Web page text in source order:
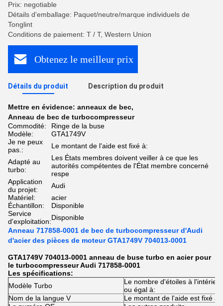
Prix: negotiable
Détails d'emballage: Paquet/neutre/marque individuels de
Tonglint
Conditions de paiement: T / T, Western Union
Obtenez le meilleur prix
Détails du produit Description du produit
Mettre en évidence: anneaux de bec,
Anneau de bec de turbocompresseur
Commodité:
Ringe de la buse
Modèle:
GTA1749V
Je ne peux
pas.:
Le montant de l'aide est fixé à:
Adapté au
turbo:
Les États membres doivent veiller à ce que les
autorités compétentes de l'État membre concerné
respe
Application
du projet:
Audi
Matériel:
acier
Échantillon:
Disponible
Service
d'exploitation:Disponible
Anneau 717858-0001 de bec de turbocompresseur d'Audi
d'acier des pièces de moteur GTA1749V 704013-0001
GTA1749V 704013-0001 anneau de buse turbo en acier pour
le turbocompresseur Audi 717858-0001
Les spécifications:
Modèle Turbo
Le nombre d'étoiles à
ou égal à:
Nom de la langue V
Le montant de l'aide est fixé à: